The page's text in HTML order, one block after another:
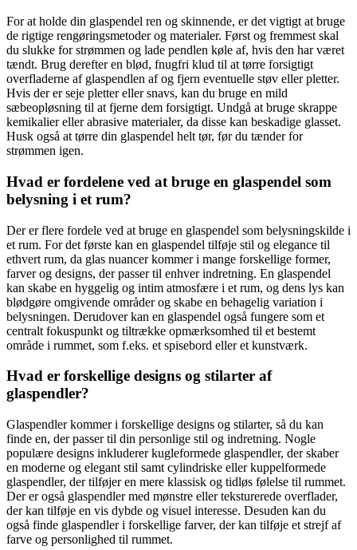
For at holde din glaspendel ren og skinnende, er det vigtigt at bruge
de rigtige rengøringsmetoder og materialer. Først og fremmest skal
du slukke for strømmen og lade pendlen køle af, hvis den har været
tændt. Brug derefter en blød, fnugfri klud til at tørre forsigtigt
overfladerne af glaspendlen af og fjern eventuelle støv eller pletter.
Hvis der er seje pletter eller snavs, kan du bruge en mild
sæbeopløsning til at fjerne dem forsigtigt. Undgå at bruge skrappe
kemikalier eller abrasive materialer, da disse kan beskadige glasset.
Husk også at tørre din glaspendel helt tør, før du tænder for
strømmen igen.
Hvad er fordelene ved at bruge en glaspendel som
belysning i et rum?
Der er flere fordele ved at bruge en glaspendel som belysningskilde i
et rum. For det første kan en glaspendel tilføje stil og elegance til
ethvert rum, da glas nuancer kommer i mange forskellige former,
farver og designs, der passer til enhver indretning. En glaspendel
kan skabe en hyggelig og intim atmosfære i et rum, og dens lys kan
blødgøre omgivende områder og skabe en behagelig variation i
belysningen. Derudover kan en glaspendel også fungere som et
centralt fokuspunkt og tiltrække opmærksomhed til et bestemt
område i rummet, som f.eks. et spisebord eller et kunstværk.
Hvad er forskellige designs og stilarter af
glaspendler?
Glaspendler kommer i forskellige designs og stilarter, så du kan
finde en, der passer til din personlige stil og indretning. Nogle
populære designs inkluderer kugleformede glaspendler, der skaber
en moderne og elegant stil samt cylindriske eller kuppelformede
glaspendler, der tilføjer en mere klassisk og tidløs følelse til rummet.
Der er også glaspendler med mønstre eller teksturerede overflader,
der kan tilføje en vis dybde og visuel interesse. Desuden kan du
også finde glaspendler i forskellige farver, der kan tilføje et strejf af
farve og personlighed til rummet.